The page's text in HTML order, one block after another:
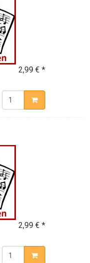
2,99 € *
2,99 € *